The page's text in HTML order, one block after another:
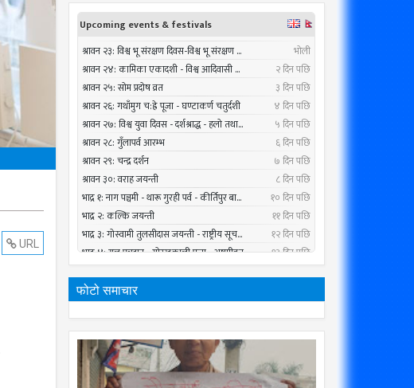
URL
फोटो समाचार